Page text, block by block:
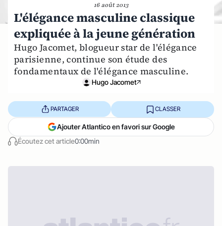
16 août 2013
L'élégance masculine classique
expliquée à la jeune génération
Hugo Jacomet, blogueur star de l'élégance
parisienne, continue son étude des
fondamentaux de l'élégance masculine.
Hugo Jacomet
Écoutez cet article0:00min
PARTAGER CLASSER
Ajouter Atlantico en favori sur Google